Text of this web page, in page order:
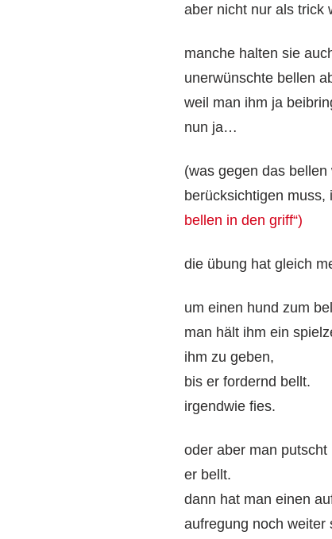
aber nicht nur als trick
manche halten sie
unerwünschte bellen
weil man ihm ja
nun ja…
(was gegen das
berücksichtigen muss,
bellen in den griff“)
die übung hat gleich
um einen hund zum
man hält ihm ein
ihm zu geben,
bis er fordernd bellt.
irgendwie fies.
oder aber man
er bellt.
dann hat man einen
aufregung noch weiter